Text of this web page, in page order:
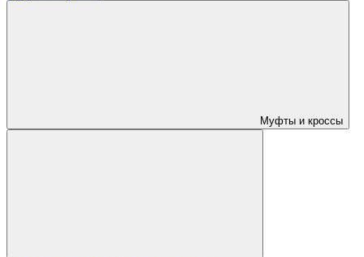
Муфты и кроссы